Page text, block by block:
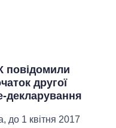
повідомили
другої
декларування
до 1 квітня 2017